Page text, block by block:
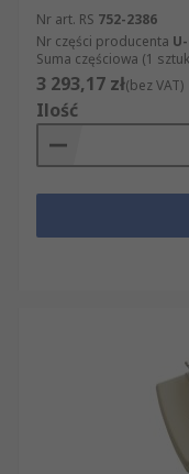
Nr art. RS 752-2386
Nr części producenta
Suma częściowa (1
3 293,17 zł(bez VAT)
Ilość